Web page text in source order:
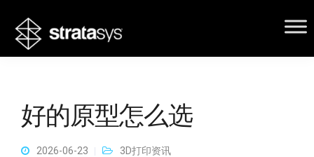
好的原型怎么选
2026-06-23 3D打印资讯